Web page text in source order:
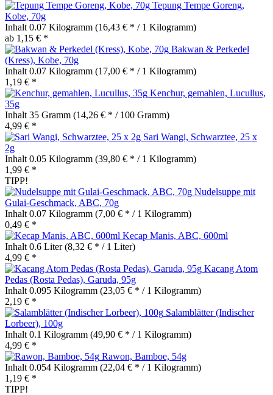
Tepung Tempe Goreng,
Kobe, 70g
Inhalt 0.07 Kilogramm (16,43 € * / 1 Kilogramm)
ab 1,15 € *
Bakwan & Perkedel
(Kress), Kobe, 70g
Inhalt 0.07 Kilogramm (17,00 € * / 1 Kilogramm)
1,19 € *
Kenchur, gemahlen, Lucullus,
35g
Inhalt 35 Gramm (14,26 € * / 100 Gramm)
4,99 € *
Sari Wangi, Schwarztee, 25 x
2g
Inhalt 0.05 Kilogramm (39,80 € * / 1 Kilogramm)
1,99 € *
TIPP!
Nudelsuppe mit
Gulai-Geschmack, ABC, 70g
Inhalt 0.07 Kilogramm (7,00 € * / 1 Kilogramm)
0,49 € *
Kecap Manis, ABC, 600ml
Inhalt 0.6 Liter(8,32 € * / 1 Liter)
4,99 € *
Kacang Atom
Pedas (Rosta Pedas), Garuda, 95g
Inhalt 0.095 Kilogramm (23,05 € * / 1 Kilogramm)
2,19 € *
Salamblätter (Indischer
Lorbeer), 100g
Inhalt 0.1 Kilogramm (49,90 € * / 1 Kilogramm)
4,99 € *
Rawon, Bamboe, 54g
Inhalt 0.054 Kilogramm (22,04 € * / 1 Kilogramm)
1,19 € *
TIPP!